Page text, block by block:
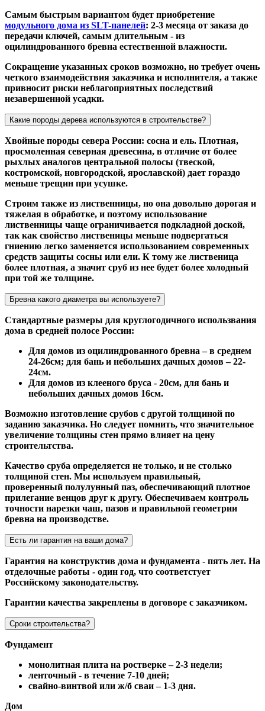
Самым быстрым вариантом будет приобретение
модульного дома из SLT-панелей: 2-3 месяца от заказа до
передачи ключей, самым длительным - из
оцилиндрованного бревна естественной влажности.
Сокращение указанных сроков возможно, но требует очень
четкого взаимодействия заказчика и исполнителя, а также
привносит риски неблагоприятных последствий
незавершенной усадки.
Какие породы дерева используются в строительстве?
Хвойные породы севера России: сосна и ель. Плотная,
просмоленная северная древесина, в отличие от более
рыхлых аналогов центральной полосы (твеской,
костромской, новгородской, ярославской) дает гораздо
меньше трещин при усушке.
Строим также из лиственницы, но она довольно дорогая и
тяжелая в обработке, и поэтому использование
лиственницы чаще ограничивается подкладной доской,
так как свойство лиственицы меньше подвергаться
гниению легко заменяется использованием современных
средств защиты сосны или ели. К тому же лиственица
более плотная, а значит сруб из нее будет более холодный
при той же толщине.
Бревна какого диаметра вы используете?
Стандартные размеры для круглогодичного использвания
дома в средней полосе России:
Для домов из оцилиндрованного бревна – в среднем
24-26см; для бань и небольших дачных домов – 22-
24см.
Для домов из клееного бруса - 20см, для бань и
небольших дачных домов 16см.
Возможно изготовление срубов с другой толщиной по
заданию заказчика. Но следует помнить, что значительное
увеличение толщины стен прямо влияет на цену
строительтства.
Качество сруба определяется не только, и не столько
толщиной стен. Мы используем правильный,
проверенный полулунный паз, обеспечивающий плотное
прилегание венцов друг к другу. Обеспечиваем контроль
точности нарезки чаш, пазов и правильной геометрии
бревна на производстве.
Есть ли гарантия на ваши дома?
Гарантия на конструктив дома и фундамента - пять лет. На
отделочные работы - один год, что соответстует
Российскому законодательству.
Гарантии качества закреплены в договоре с заказчиком.
Сроки строительства?
Фундамент
монолитная плита на ростверке – 2-3 недели;
ленточный - в течение 7-10 дней;
свайно-винтвой или ж/б сваи – 1-3 дня.
Дом